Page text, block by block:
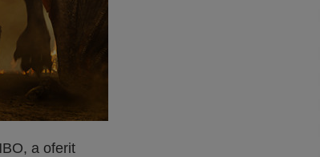
a oferit